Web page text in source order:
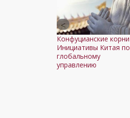
Конфуцианские корни
Инициативы Китая по
глобальному
управлению